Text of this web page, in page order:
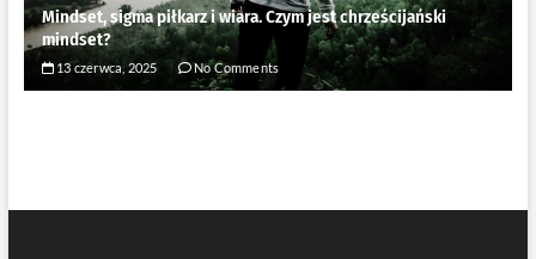
Mindset, sigma piłkarz i wiara. Czym jest chrześcijański
mindset?
13 czerwca, 2025 No Comments